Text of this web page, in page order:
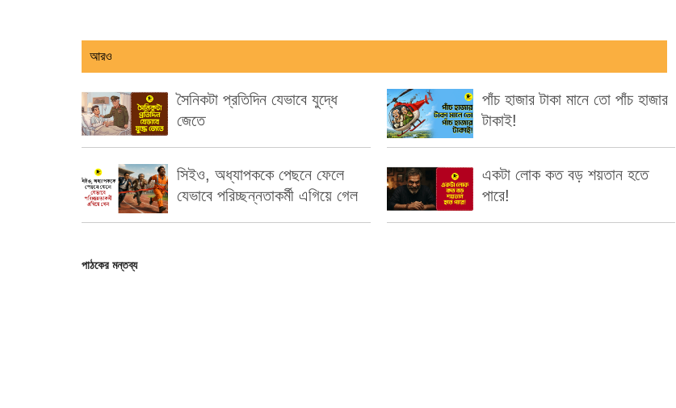
আরও
সৈনিকটা প্রতিদিন যেভাবে যুদ্ধে
জেতে
সিইও, অধ্যাপককে পেছনে ফেলে
যেভাবে পরিচ্ছন্নতাকর্মী এগিয়ে গেল
পাঁচ হাজার টাকা মানে তো পাঁচ হাজার
টাকাই!
একটা লোক কত বড় শয়তান হতে
পারে!
পাঠকের মন্তব্য